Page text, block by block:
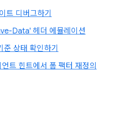
트 디버그하기
Data' 헤더 에뮬레이션
상태 확인하기
트 힌트에서 폼 팩터 재정의